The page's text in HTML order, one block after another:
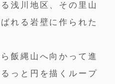
浅川地区、その里山
れる岩壁に作られた
飯縄山へ向かって進
っと円を描くループ